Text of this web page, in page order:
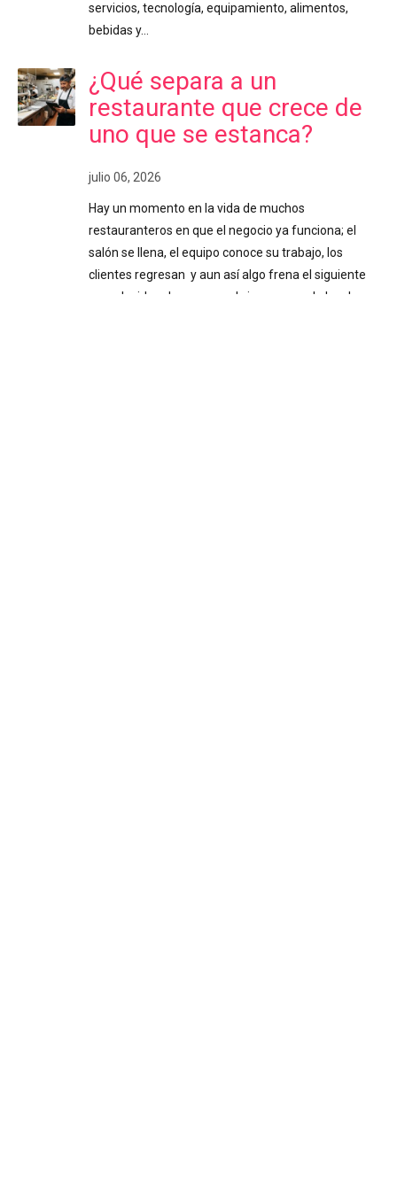
servicios, tecnología, equipamiento, alimentos,
bebidas y…
¿Qué separa a un
restaurante que crece de
uno que se estanca?
julio 06, 2026
Hay un momento en la vida de muchos
restauranteros en que el negocio ya funciona; el
salón se llena, el equipo conoce su trabajo, los
clientes regresan y aun así algo frena el siguiente
paso. La idea de crecer o abrir un segundo local